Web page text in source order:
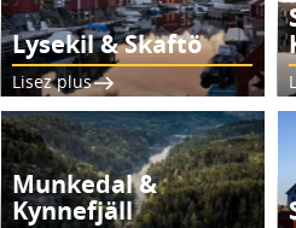
Lysekil & Skaftö
Lisez plus
Munkedal &
Kynnefjäll